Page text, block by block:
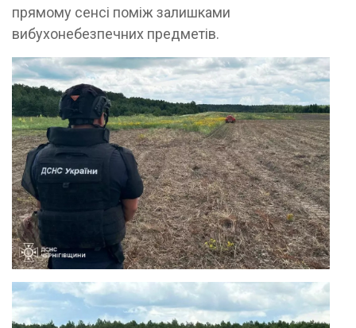
прямому сенсі поміж залишками
вибухонебезпечних предметів.